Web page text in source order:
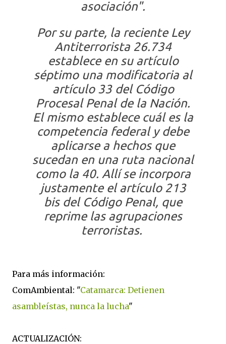
asociación".
Por su parte, la reciente Ley
Antiterrorista 26.734
establece en su artículo
séptimo una modificatoria al
artículo 33 del Código
Procesal Penal de la Nación.
El mismo establece cuál es la
competencia federal y debe
aplicarse a hechos que
sucedan en una ruta nacional
como la 40. Allí se incorpora
justamente el artículo 213
bis del Código Penal, que
reprime las agrupaciones
terroristas.
Para más información:
ComAmbiental: "Catamarca: Detienen
asambleístas, nunca la lucha"
ACTUALIZACIÓN: